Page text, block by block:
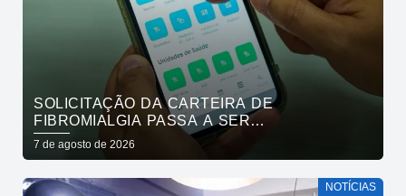
SOLICITAÇÃO DA CARTEIRA DE
FIBROMIALGIA PASSA A SER
EXCLUSIVAMENTE PELO APLICATIVO JOÃO
PESSOA NA PALMA DA MÃO
7 de agosto de 2026
NOTÍCIAS